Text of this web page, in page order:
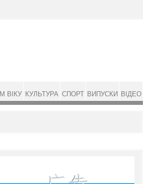
ВІКУ КУЛЬТУРА СПОРТ ВИПУСКИ ВІДЕО